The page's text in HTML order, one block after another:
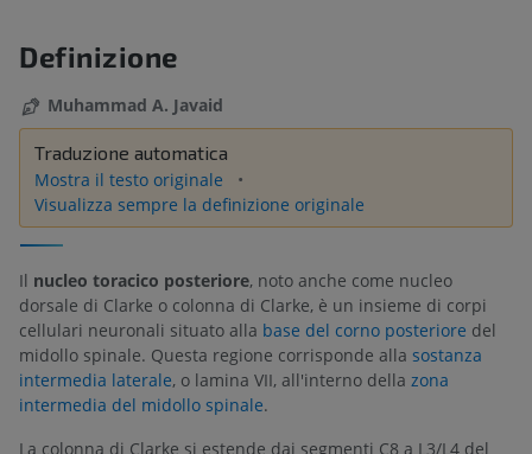
Definizione
Muhammad A. Javaid
Traduzione automatica
Mostra il testo originale
Visualizza sempre la definizione originale
Il nucleo toracico posteriore, noto anche come nucleo
dorsale di Clarke o colonna di Clarke, è un insieme di corpi
cellulari neuronali situato alla base del corno posteriore del
midollo spinale. Questa regione corrisponde alla sostanza
intermedia laterale, o lamina VII, all'interno della zona
intermedia del midollo spinale.
La colonna di Clarke si estende dai segmenti C8 a L3/L4 del